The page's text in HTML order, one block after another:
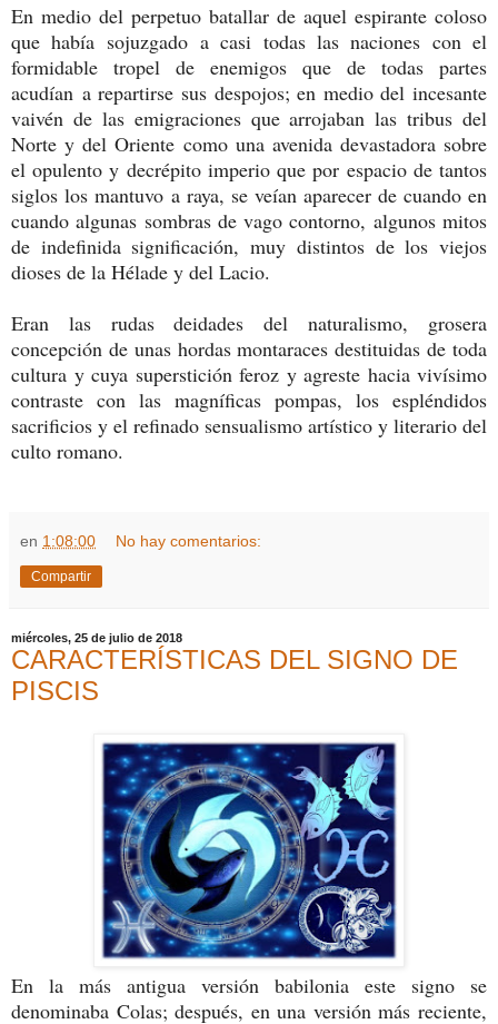
En medio del perpetuo batallar de aquel espirante coloso
que había sojuzgado a casi todas las naciones con el
formidable tropel de enemigos que de todas partes
acudían a repartirse sus despojos; en medio del incesante
vaivén de las emigraciones que arrojaban las tribus del
Norte y del Oriente como una avenida devastadora sobre
el opulento y decrépito imperio que por espacio de tantos
siglos los mantuvo a raya, se veían aparecer de cuando en
cuando algunas sombras de vago contorno, algunos mitos
de indefinida significación, muy distintos de los viejos
dioses de la Hélade y del Lacio.
Eran las rudas deidades del naturalismo, grosera
concepción de unas hordas montaraces destituidas de toda
cultura y cuya superstición feroz y agreste hacia vivísimo
contraste con las magníficas pompas, los espléndidos
sacrificios y el refinado sensualismo artístico y literario del
culto romano.
en 1:08:00 No hay comentarios:
Compartir
miércoles, 25 de julio de 2018
CARACTERÍSTICAS DEL SIGNO DE
PISCIS
En la más antigua versión babilonia este signo se
denominaba Colas; después, en una versión más reciente,